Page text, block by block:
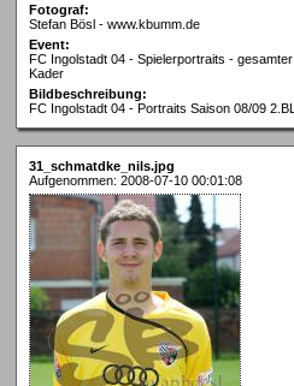
Fotograf:
Stefan Bösl - www.kbumm.de
Event:
FC Ingolstadt 04 - Spielerportraits - gesamter
Kader
Bildbeschreibung:
FC Ingolstadt 04 - Portraits Saison 08/09 2.BL
31_schmatdke_nils.jpg
Aufgenommen: 2008-07-10 00:01:08